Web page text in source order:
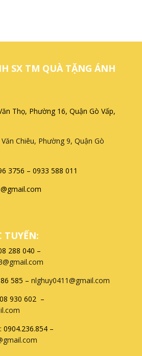
SX TM QUÀ TẶNG ÁNH
Thọ, Phường 16, Quận Gò Vấp,
Chiêu, Phường 9, Quận Gò
3756 – 0933 588 011
TUYẾN:
288 040 –
585 – nlghuy0411@gmail.com
930 602 –
–